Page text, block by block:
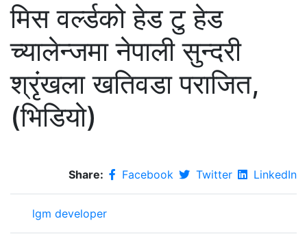
मिस वर्ल्डको हेड टु हेड
च्यालेन्जमा नेपाली सुन्दरी
श्रृंखला खतिवडा पराजित,
(भिडियो)
Share: Facebook Twitter LinkedIn
lgm developer